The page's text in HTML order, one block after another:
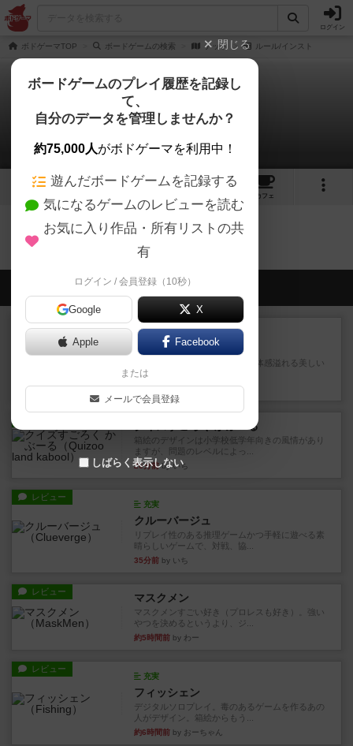
ログイン
ボドゲーマTOP ボードゲームの検索 テット ルール/インスト
テット
0件のルール/インスト
1
カフェ
テットのトップに戻る
会員の新しい投稿
レビュー
ハーモニーズ
『ハーモニーズ』レビュー：立体感溢れる美しい
箱庭づくり。万人受けする良...
18分前by ギャングスター
クイズすごろく かぶーる
箱絵のデザインは小学校低学年向きの風情があり
ますが、問題のレベルによっ...
26分前by いち
レビュー
充実
クルーバージュ
リプレイ性のある推理ゲームかつ手軽に遊べる素
晴らしいゲームで、対戦、協...
35分前 by いち
レビュー マスクメン
マスクメンすごい好き（プロレスも好き）。強い
やつを決めるというより、ジ...
約5時間前 by わー
レビュー
充実
フィッシェン
デジタルソロプレイ。毒のあるゲームを作るあの
人がデザイン。箱絵からもう...
約6時間前 by おーちゃん
閉じる
ボードゲームのプレイ履歴を記録し
て、
自分のデータを管理しませんか？
約75,000人がボドゲーマを利用中！
遊んだボードゲームを記録する
気になるゲームのレビューを読む
お気に入り作品・所有リストの共
有
ログイン / 会員登録（10秒）
Google X
Apple Facebook
または
メールで会員登録
しばらく表示しない